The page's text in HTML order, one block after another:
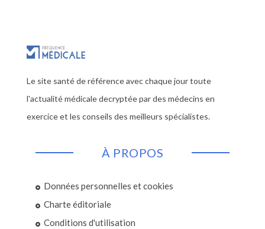
Le site santé de référence avec chaque jour toute
l'actualité médicale decryptée par des médecins en
exercice et les conseils des meilleurs spécialistes.
À PROPOS
Données personnelles et cookies
Charte éditoriale
Conditions d'utilisation